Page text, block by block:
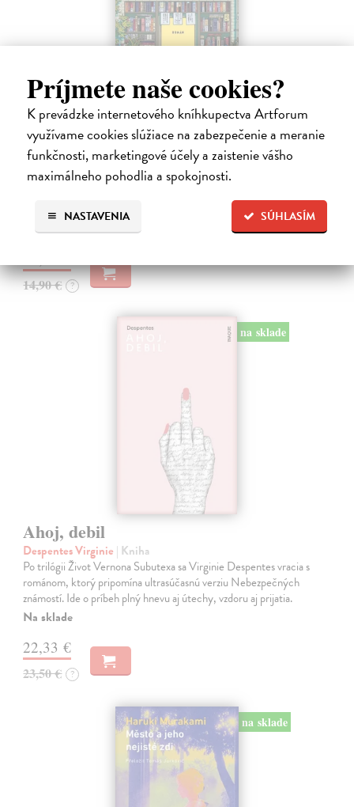
Príjmete naše cookies?
K prevádzke internetového kníhkupectva Artforum
využívame cookies slúžiace na zabezpečenie a meranie
funkčnosti, marketingové účely a zaistenie vášho
maximálneho pohodlia a spokojnosti.
SÚHLASÍM
NASTAVENIA
Dni v kníhkupectve Morisaki
Jagisawa Satoshi| Kniha
Dvadsaťpäťročná Takako si žila pomerne bezstarostne až do dňa, keď
oznámi, že ju podvádza a žení sa s inou. Jej život sa zrazu rúca.
Na sklade
14,90 € ?
na sklade
Ahoj, debil
Despentes Virginie | Kniha
Po trilógii Život Vernona Subutexa sa Virginie Despentes vracia s
románom, ktorý pripomína ultrasúčasnú verziu Nebezpečných
známostí. Ide o príbeh plný hnevu aj útechy, vzdoru aj prijatia.
Na sklade
22,33 €
23,50 € ?
na sklade